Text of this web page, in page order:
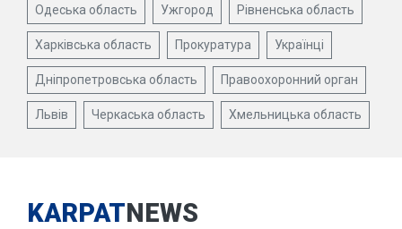
Одеська область Ужгород Рівненська область
Харківська область Прокуратура Українці
Дніпропетровська область Правоохоронний орган
Львів Черкаська область Хмельницька область
KARPATNEWS